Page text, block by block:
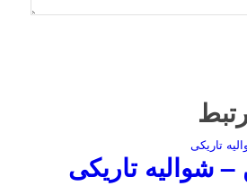
– شوالیه تاریکی